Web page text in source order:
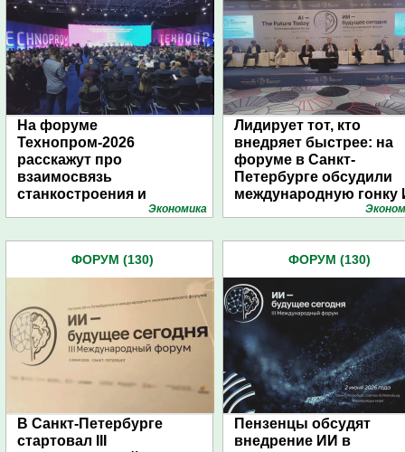
На форуме
Технопром-2026
расскажут про
взаимосвязь
станкостроения и
дирижаблестроенияЭкономика
Лидирует тот, кто
внедряет быстрее: на
форуме в Санкт-
Петербурге обсудили
международную гонку
ФОРУМ (130)
В Санкт-Петербурге
стартовал III
ФОРУМ (130)
Пензенцы обсудят
внедрение ИИ в